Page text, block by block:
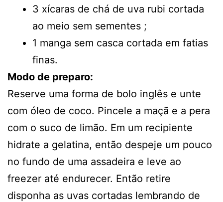
3 xícaras de chá de uva rubi cortada
ao meio sem sementes ;
1 manga sem casca cortada em fatias
finas.
Modo de preparo:
Reserve uma forma de bolo inglês e unte
com óleo de coco. Pincele a maçã e a pera
com o suco de limão. Em um recipiente
hidrate a gelatina, então despeje um pouco
no fundo de uma assadeira e leve ao
freezer até endurecer. Então retire
disponha as uvas cortadas lembrando de